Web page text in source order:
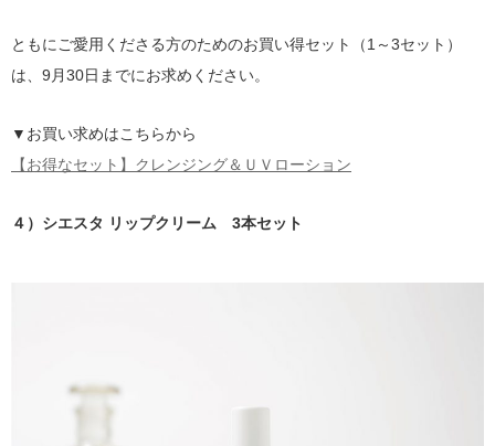
ともにご愛用くださる方のためのお買い得セット（1～3セット）
は、9月30日までにお求めください。
▼お買い求めはこちらから
【お得なセット】クレンジング＆ＵＶローション
４）シエスタ リップクリーム 3本セット